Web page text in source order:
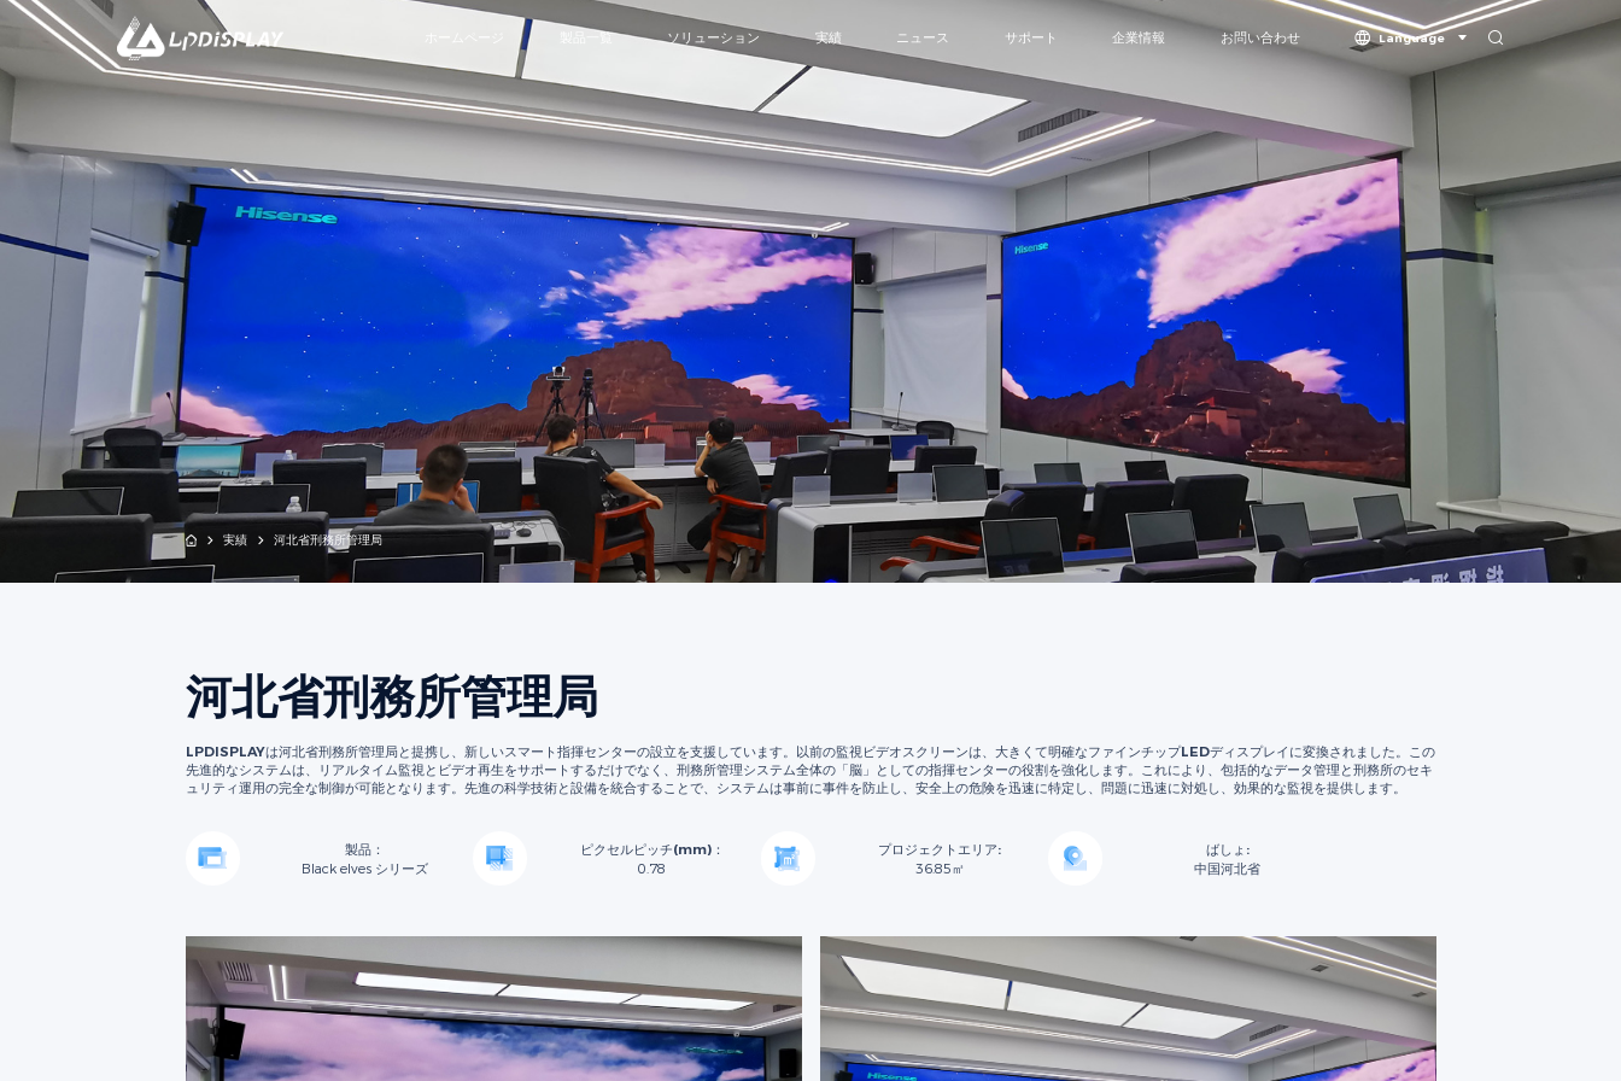
製品一覧
COB MIP SMD Rental Creative DOOH All-in-One
Black Elves シリーズ-COB Guardシリーズ Navigator シリーズ Megaシリーズ-COB Fireflyシリーズ-COB Vision シリーズ-COB Butterflyシリーズ - COB
ソリューション
会議向けソリューション
制御センター向けソリューション
商業向けソリューション
スタジオ向けソリューション
教育向けソリューション
クリエイティブ向けソリューション
実績
会議室
制御センター
企業
商業
撮影スタジオ
ニュース
会社のニュース
イベント
サポート
サービス
ダウンロード
企業情報
企業情報
受賞歴と認証
お問い合わせ Language
実績 河北省刑務所管理局
河北省刑務所管理局
LPDISPLAYは河北省刑務所管理局と提携し、新しいスマート指揮センターの設立を支援しています。以前の監視ビデオスクリーンは、大きくて明確なファインチップLEDディスプレイに変換されました。この
先進的なシステムは、リアルタイム監視とビデオ再生をサポートするだけでなく、刑務所管理システム全体の「脳」としての指揮センターの役割を強化します。これにより、包括的なデータ管理と刑務所のセキ
ュリティ運用の完全な制御が可能となります。先進の科学技術と設備を統合することで、システムは事前に事件を防止し、安全上の危険を迅速に特定し、問題に迅速に対処し、効果的な監視を提供します。
製品：
Black elves シリーズ
ピクセルピッチ(mm)：
0.78
プロジェクトエリア:
36.85㎡
ばしょ:
中国河北省